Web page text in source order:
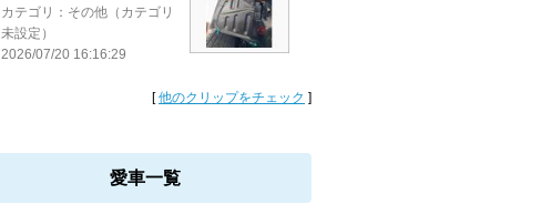
カテゴリ：その他（カテゴリ
未設定）
2026/07/20 16:16:29
[他のクリップをチェック ]
愛車一覧